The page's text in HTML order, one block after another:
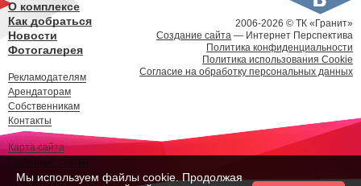
2006-2026 © ТК «Гранит»
Создание сайта — Интернет Перспектива
Политика конфиденциальности
Политика использования Cookie
Согласие на обработку персональных данных
О комплексе
Как добраться
Новости
Фотогалерея
Рекламодателям
Арендаторам
Собственникам
Контакты
Карта сайта
Полезные статьи
Мы используем файлы cookie. Продолжая